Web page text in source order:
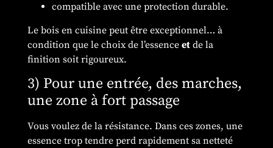
compatible avec une protection durable.
Le bois en cuisine peut être exceptionnel… à
condition que le choix de l’essence etde la
finition soit rigoureux.
3) Pour une entrée, des marches,
une zone à fort passage
Vous voulez de la résistance. Dans ces zones, une
essence trop tendre perd rapidement sa netteté